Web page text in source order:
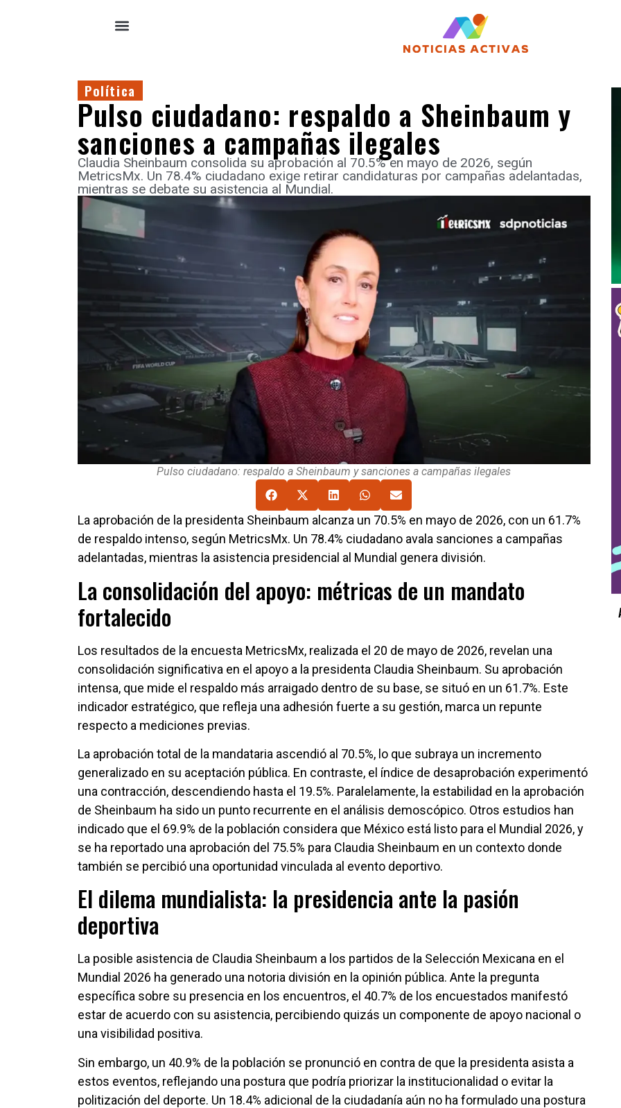
Política
Pulso ciudadano: respaldo a Sheinbaum y
sanciones a campañas ilegales
Claudia Sheinbaum consolida su aprobación al 70.5% en mayo de 2026, según
MetricsMx. Un 78.4% ciudadano exige retirar candidaturas por campañas adelantadas,
mientras se debate su asistencia al Mundial.
Pulso ciudadano: respaldo a Sheinbaum y sanciones a campañas ilegales
La aprobación de la presidenta Sheinbaum alcanza un 70.5% en mayo de 2026, con un 61.7%
de respaldo intenso, según MetricsMx. Un 78.4% ciudadano avala sanciones a campañas
adelantadas, mientras la asistencia presidencial al Mundial genera división.
La consolidación del apoyo: métricas de un mandato
fortalecido
Los resultados de la encuesta MetricsMx, realizada el 20 de mayo de 2026, revelan una
consolidación significativa en el apoyo a la presidenta Claudia Sheinbaum. Su aprobación
intensa, que mide el respaldo más arraigado dentro de su base, se situó en un 61.7%. Este
indicador estratégico, que refleja una adhesión fuerte a su gestión, marca un repunte
respecto a mediciones previas.
La aprobación total de la mandataria ascendió al 70.5%, lo que subraya un incremento
generalizado en su aceptación pública. En contraste, el índice de desaprobación experimentó
una contracción, descendiendo hasta el 19.5%. Paralelamente, la estabilidad en la aprobación
de Sheinbaum ha sido un punto recurrente en el análisis demoscópico. Otros estudios han
indicado que el 69.9% de la población considera que México está listo para el Mundial 2026, y
se ha reportado una aprobación del 75.5% para Claudia Sheinbaum en un contexto donde
también se percibió una oportunidad vinculada al evento deportivo.
El dilema mundialista: la presidencia ante la pasión
deportiva
La posible asistencia de Claudia Sheinbaum a los partidos de la Selección Mexicana en el
Mundial 2026 ha generado una notoria división en la opinión pública. Ante la pregunta
específica sobre su presencia en los encuentros, el 40.7% de los encuestados manifestó
estar de acuerdo con su asistencia, percibiendo quizás un componente de apoyo nacional o
una visibilidad positiva.
Sin embargo, un 40.9% de la población se pronunció en contra de que la presidenta asista a
estos eventos, reflejando una postura que podría priorizar la institucionalidad o evitar la
politización del deporte. Un 18.4% adicional de la ciudadanía aún no ha formulado una postura